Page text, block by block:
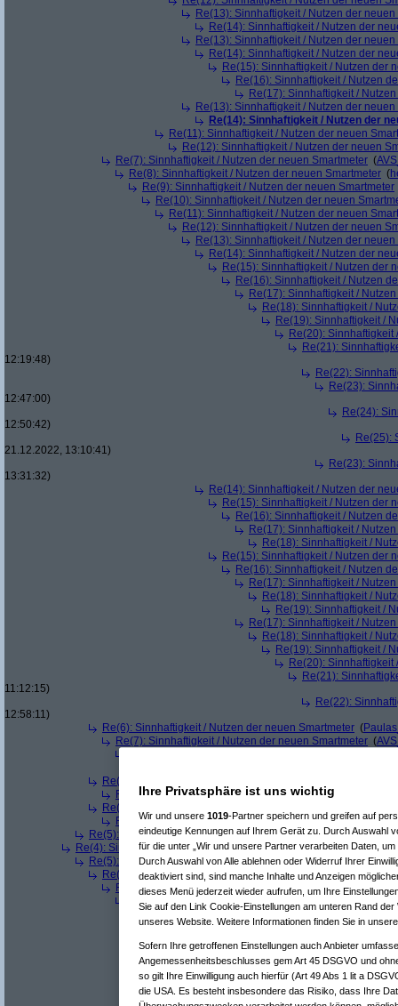
Re(13): Sinnhaftigkeit / Nutzen der neuen
Re(14): Sinnhaftigkeit / Nutzen der
Re(13): Sinnhaftigkeit / Nutzen der neuen
Re(14): Sinnhaftigkeit / Nutzen der
Re(15): Sinnhaftigkeit / Nutzen der
Re(16): Sinnhaftigkeit / Nutzen
Re(17): Sinnhaftigkeit /
Re(13): Sinnhaftigkeit / Nutzen der neuen
Re(14): Sinnhaftigkeit / Nutzen der
Re(11): Sinnhaftigkeit / Nutzen der neuen
Re(12): Sinnhaftigkeit / Nutzen der neuen
Re(7): Sinnhaftigkeit / Nutzen der neuen Smartmeter (
Re(8): Sinnhaftigkeit / Nutzen der neuen Smartmeter (
Re(9): Sinnhaftigkeit / Nutzen der neuen Smartmeter
Re(10): Sinnhaftigkeit / Nutzen der neuen
Re(11): Sinnhaftigkeit / Nutzen der neuen
Re(12): Sinnhaftigkeit / Nutzen der neuen
Re(13): Sinnhaftigkeit / Nutzen der neuen
Re(14): Sinnhaftigkeit / Nutzen der
Re(15): Sinnhaftigkeit / Nutzen der
Re(16): Sinnhaftigkeit / Nutzen
Re(17): Sinnhaftigkeit /
Re(18): Sinnhaftigkeit /
Re(19): Sinnhaftigkeit /
Re(20): Sinnhaftigkeit
Re(21):
12:19:48)
Re(22):
Re(23):
12:47:00)
Re(24):
12:50:42)
Re(25):
21.12.2022, 13:10:41)
Re(23):
13:31:32)
Re(14): Sinnhaftigkeit / Nutzen der
Re(15): Sinnhaftigkeit / Nutzen der
Re(16): Sinnhaftigkeit / Nutzen
Re(17): Sinnhaftigkeit /
Re(18): Sinnhaftigkeit /
Re(15): Sinnhaftigkeit / Nutzen der
Re(16): Sinnhaftigkeit / Nutzen
Re(17): Sinnhaftigkeit /
Re(18): Sinnhaftigkeit /
Re(19): Sinnhaftigkeit /
Re(17): Sinnhaftigkeit /
Re(18): Sinnhaftigkeit /
Re(19): Sinnhaftigkeit /
Re(20): Sinnhaftigkeit
Re(21):
11:12:15)
Re(22):
12:58:11)
Re(6): Sinnhaftigkeit / Nutzen der neuen Smartmeter (
Re(7): Sinnhaftigkeit / Nutzen der neuen Smartmeter (
Re(6): Sinnhaftigkeit / Nutzen der neuen Smartmeter
Re(7): Sinnhaftigkeit / Nutzen der neuen Smartmeter
Re(6): Sinnhaftigkeit / Nutzen der neuen Smartmeter
Re(7): Sinnhaftigkeit / Nutzen der neuen Smartmeter(
Re(5): Sinnhaftigkeit / Nutzen der neuen Smartmeter(
Re(4): Sinnhaftigkeit / Nutzen der neuen Smartmeter(hellbringer
Re(5): Sinnhaftigkeit / Nutzen der neuen Smartmeter
(-
Re(6): Sinnhaftigkeit / Nutzen der neuen Smartmeter(
Re(7): Sinnhaftigkeit / Nutzen der neuen Smartmeter(-
Re(8): Sinnhaftigkeit / Nutzen der neuen Smartmeter (
Re(9): Sinnhaftigkeit / Nutzen der neuen Smartmeter
Re(10): Sinnhaftigkeit / Nutzen der neuen
Re(11): Sinnhaftigkeit / Nutzen der neuen
Re(12): Sinnhaftigkeit / Nutzen der neuen
Re(13): Sinnhaftigkeit / Nutzen der neuen
Re(14): Sinnhaftigkeit / Nutzen der
Re(15): Sinnhaftigkeit / Nutzen der
Ihre Privatsphäre ist uns wichtig
Wir und unsere 1019-Partner speichern und greifen auf
eindeutige Kennungen auf Ihrem Gerät zu. Durch Auswahl
für die unter „Wir und unsere Partner verarbeiten Daten,
Durch Auswahl von Alle ablehnen oder Widerruf Ihrer
deaktiviert sind, sind manche Inhalte und Anzeigen
dieses Menü jederzeit wieder aufrufen, um Ihre
Sie auf den Link Cookie-Einstellungen am unteren Rand
unseres Website. Weitere Informationen finden Sie in
Sofern Ihre getroffenen Einstellungen auch Anbieter
Angemessenheitsbeschlusses gem Art 45 DSGVO und
so gilt Ihre Einwilligung auch hierfür (Art 49 Abs 1 lit a
die USA. Es besteht insbesondere das Risiko, dass Ihre